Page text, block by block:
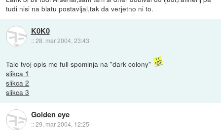
tudi nisi na blatu postavljal,tak da verjetno ni to.
K0K0
::28. mar 2004, 23:43
Tale tvoj opis me full spominja na "dark colony"
slikca 1
slikca 2
slikca 3
Golden eye
::29. mar 2004, 12:25